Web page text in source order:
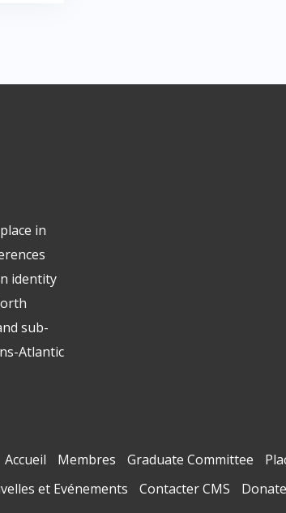
in
identity
sub-
Atlantic
Accueil Membres Graduate Committee
et Evénements
Contacter CMS